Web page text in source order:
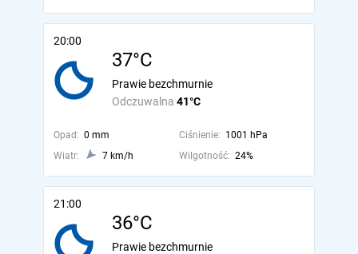
20:00
37°C
Odczuwalna 41°C
Prawie bezchmurnie
Opad: 0 mm Ciśnienie: 1001 hPa
Wiatr:
7 km/h Wilgotność: 24%
21:00
36°C
Prawie bezchmurnie